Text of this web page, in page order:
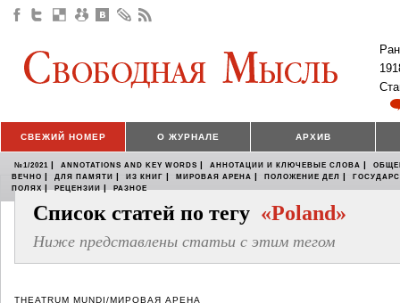
СВЕЖИЙ НОМЕР О ЖУРНАЛЕ АРХИВ
№1/2021 | ANNOTATIONS AND KEY WORDS | АННОТАЦИИ И КЛЮЧЕВЫЕ СЛОВА |
ВЕЧНО | ДЛЯ ПАМЯТИ | ИЗ КНИГ | МИРОВАЯ АРЕНА | ПОЛОЖЕНИЕ ДЕЛ |
ПОЛЯХ | РЕЦЕНЗИИ | РАЗНОЕ
Список статей по тегу «Poland»
Ниже представлены статьи с этим тегом
THEATRUM MUNDI/МИРОВАЯ АРЕНА